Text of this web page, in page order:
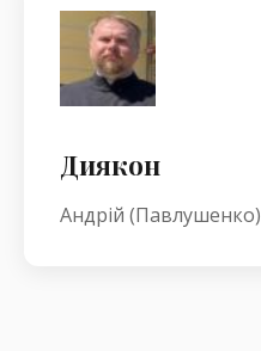
Диякон
Андрій (Павлушенко)